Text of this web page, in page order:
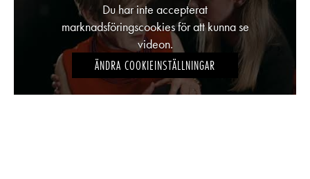
Du har inte accepterat
marknadsföringscookies för att kunna se
videon.
ÄNDRA COOKIEINSTÄLLNINGAR